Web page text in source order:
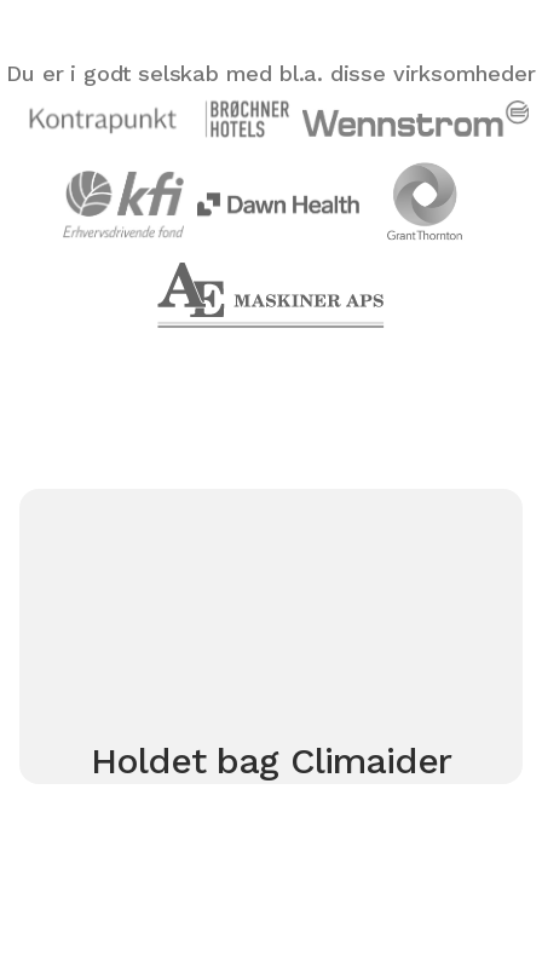
Du er i godt selskab med bl.a. disse virksomheder
Holdet bag Climaider